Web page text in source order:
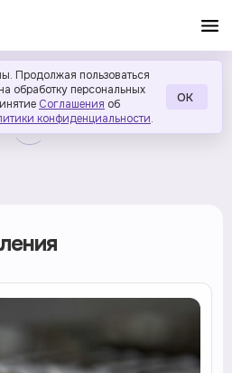
Продолжая пользоваться
на обработку персональных
Соглашения об
конфиденциальности.
ОК